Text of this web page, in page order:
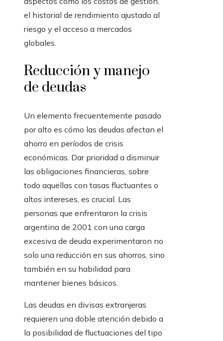
el historial de rendimiento ajustado al
riesgo y el acceso a mercados
globales.
Reducción y manejo
de deudas
Un elemento frecuentemente pasado
por alto es cómo las deudas afectan el
ahorro en períodos de crisis
económicas. Dar prioridad a disminuir
las obligaciones financieras, sobre
todo aquellas con tasas fluctuantes o
altos intereses, es crucial. Las
personas que enfrentaron la crisis
argentina de 2001 con una carga
excesiva de deuda experimentaron no
solo una reducción en sus ahorros, sino
también en su habilidad para
mantener bienes básicos.
Las deudas en divisas extranjeras
requieren una doble atención debido a
la posibilidad de fluctuaciones del tipo